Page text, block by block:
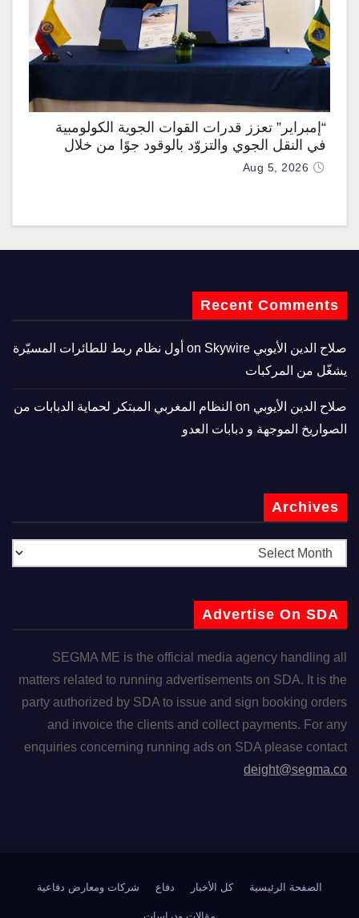
“إمبراير” تعزز قدرات القوات الجوية الكولومبية
في النقل الجوي والتزوّد بالوقود جوًا من خلال
تزويدها بطائرتي “كيه سي-390 ميلينيوم”
Aug 5, 2026
Recent Comments
صلاح الدين الأيوبي
Skywire أول نظام ربط للطائرات المسيّرة
يشغّل من المركبات
صلاح الدين الأيوبي
النظام المغربي المبتكر لحماية الدبابات من
الصواريخ الموجهة و دبابات العدو
Archives
Advertise On SDA
SEGMA ME is the official media agency handling all
matters related to running advertisements on SDA. It is the
party authorized by SDA to issue and sign booking orders
and invoice the clients and collect payments. For any
enquiries concerning running ads on SDA please contact
deight@segma.co
الصفحة الرئيسية كل الأخبار دفاع شركات ومعارض دفاعية